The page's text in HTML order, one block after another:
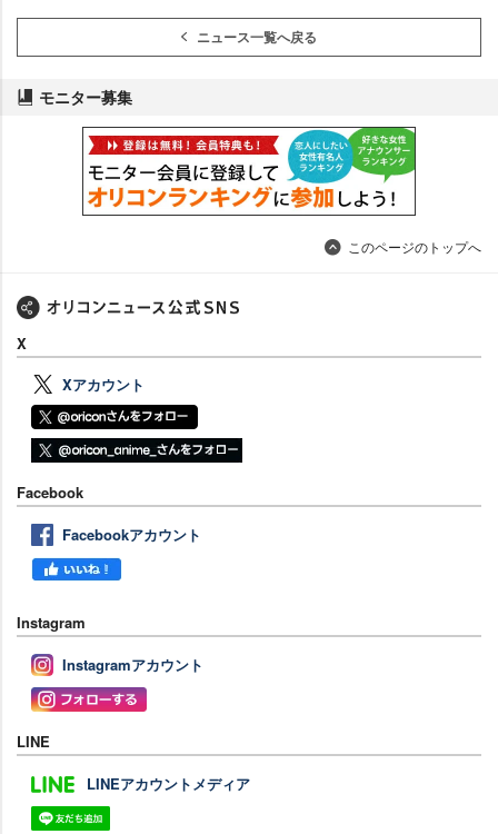
ニュース一覧へ戻る
モニター募集
このページのトップへ
X
Xアカウント
Facebook
Facebookアカウント
Instagram
Instagramアカウント
LINE
LINEアカウントメディア